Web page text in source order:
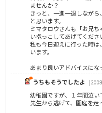
ませんか？
きっと、一進一退しなが
と思います。
ミマタロウさんも「お兄
い抱っこしてあげてくださ
私も今日迎えに行った時
います。
あまり良いアドバイスにな
うちもそうでしたよ |
幼稚園ですが、１年間泣い
先生から逃げて、園庭を走